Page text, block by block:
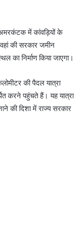
में कांवड़ियों के
की सरकार जमीन
का निर्माण किया जाएगा।
की पैदल यात्रा
करने पहुंचते हैं। यह यात्रा
की दिशा में राज्य सरकार